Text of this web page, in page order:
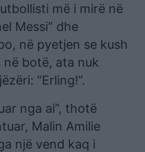
më i mirë në
Messi” dhe
në pyetjen se kush
botë, ata nuk
“Erling!”.
nga ai”, thotë
Malin Amilie
një vend kaq i